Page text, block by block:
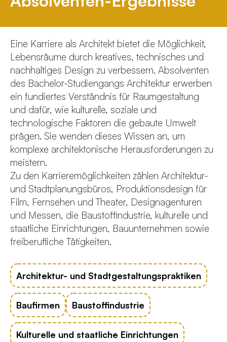
Eine Karriere als Architekt bietet die Möglichkeit,
Lebensräume durch kreatives, technisches und
nachhaltiges Design zu verbessern. Absolventen
des Bachelor-Studiengangs Architektur erwerben
ein fundiertes Verständnis für Raumgestaltung
und dafür, wie kulturelle, soziale und
technologische Faktoren die gebaute Umwelt
prägen. Sie wenden dieses Wissen an, um
komplexe architektonische Herausforderungen zu
meistern.
Zu den Karrieremöglichkeiten zählen Architektur-
und Stadtplanungsbüros, Produktionsdesign für
Film, Fernsehen und Theater, Designagenturen
und Messen, die Baustoffindustrie, kulturelle und
staatliche Einrichtungen, Bauunternehmen sowie
freiberufliche Tätigkeiten.
Architektur- und Stadtgestaltungspraktiken
Baufirmen Baustoffindustrie
Kulturelle und staatliche Einrichtungen